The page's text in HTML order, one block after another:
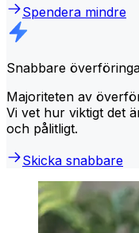
Spendera mindre
Snabbare
Majoriteten av
Vi vet hur viktigt det
och pålitligt.
Skicka snabbare